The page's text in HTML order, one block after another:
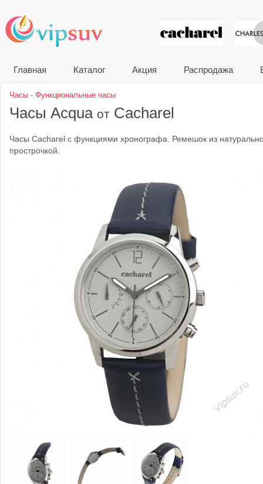
VIP
Главная Каталог Акция Распродажа
Часы - Функциональные часы
Часы Acqua от Cacharel
Часы Cacharel с функциями хронографа. Ремешок из
прострочкой.